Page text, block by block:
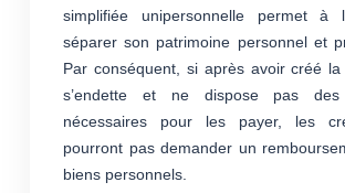
simplifiée unipersonnelle permet à
séparer son patrimoine personnel et
Par conséquent, si après avoir créé
s’endette et ne dispose pas des
nécessaires pour les payer, les
pourront pas demander un
biens personnels.